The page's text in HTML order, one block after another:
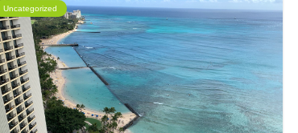
Uncategorized